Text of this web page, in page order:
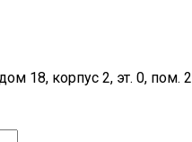
18, корпус 2, эт. 0, пом. 2